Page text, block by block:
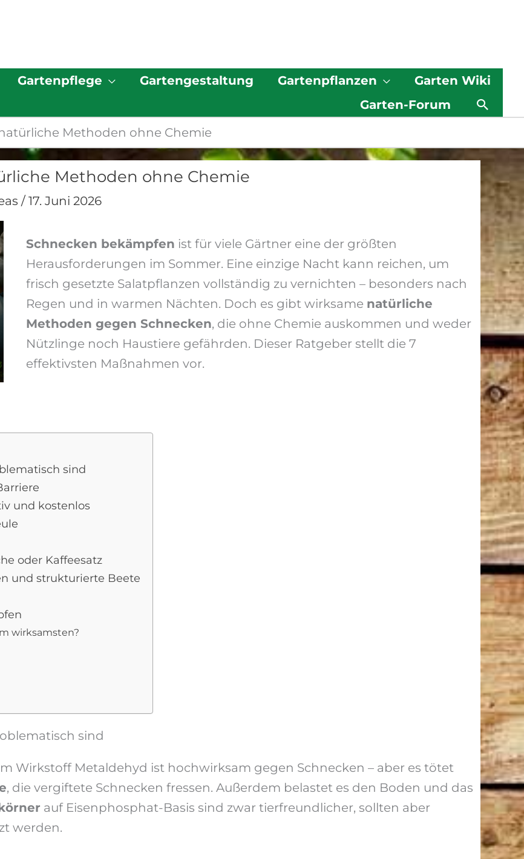
Gartenpflege Gartengestaltung Gartenpflanzen
Garten Wiki
Garten-Forum
Methoden ohne Chemie
Methoden ohne Chemie
/ 17. Juni 2026
Schnecken bekämpfen ist für viele Gärtner eine der größten
Herausforderungen im Sommer. Eine einzige Nacht kann reichen, um
frisch gesetzte Salatpflanzen vollständig zu vernichten – besonders nach
Regen und in warmen Nächten. Doch es gibt wirksame natürliche
Methoden gegen Schnecken, die ohne Chemie auskommen und weder
Nützlinge noch Haustiere gefährden. Dieser Ratgeber stellt die 7
effektivsten Maßnahmen vor.
sind
und kostenlos
oder Kaffeesatz
und strukturierte Beete
wirksamsten?
sind
Wirkstoff Metaldehyd ist hochwirksam gegen Schnecken – aber es tötet
, die vergiftete Schnecken fressen. Außerdem belastet es den Boden und das
auf Eisenphosphat-Basis sind zwar tierfreundlicher, sollten aber
werden.